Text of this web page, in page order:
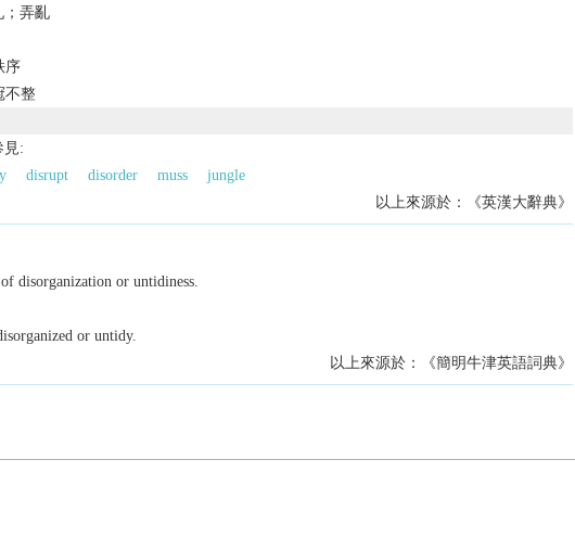
；弄亂
序
不整
見:
disrupt disorder muss
jungle
以上來源於：《英漢大辭典》
of disorganization or untidiness.
or untidy.
以上來源於：《簡明牛津英語詞典》